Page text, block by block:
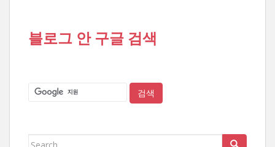
블로그 안 구글 검색
Search